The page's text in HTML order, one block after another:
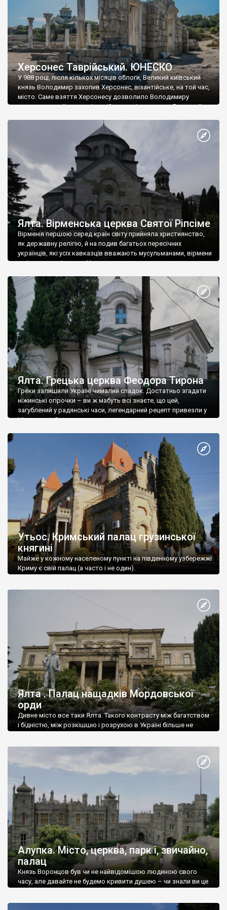
Херсонес Таврійський. ЮНЕСКО
У 988 році, після кількох місяців облоги, Великий київський
князь Володимир захопив Херсонес, візантійське, на той час,
місто. Саме взяття Херсонесу дозволило Володимиру
диктувати свої умови візантійському імператору Василю ІІ, та
Херсонесі Володимир-язичник, став Василем-християнином.
А потім було Хрещення Русі. На честь Херсонесу Таврійського
Ялта. Вірменська церква Святої Ріпсіме
Вірменія першою серед країн світу прийняла християнство,
як державну релігію, й на подив багатьох пересічних
українців, які усіх кавказців вважають мусульманами, вірмени
є відданими вірянами Христа
Ялта. Грецька церква Феодора Тирона
Греки залишили Україні чималий спадок. Достатньо згадати
ніжинські огірочки – ви ж мабуть всі знаєте, що цей,
загублений у радянські часи, легендарний рецепт привезли у
Ніжин греки?
Утьос. Кримський палац грузинської
княгині
Майже у кожному населеному пункті на південному узбережжі
Криму є свій палац (а часто і не один).
Ялта . Палац нащадків Мордовської
орди
Дивне місто все таки Ялта. Такого контрасту між багатством
і бідністю, між розкішшю і розрухою в Україні більше не
Алупка. Місто, церква, парк і, звичайно,
палац
Князь Воронцов був чи не найвідомішою людиною свого
часу, але давайте не будемо кривити душею – чи знали ви це